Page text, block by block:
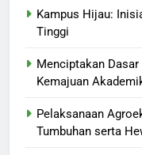
Kampus Hijau:
Tinggi
Menciptakan
Kemajuan
Pelaksanaan
Tumbuhan serta